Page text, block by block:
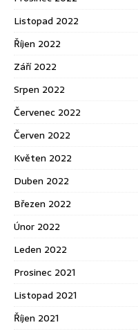
Listopad 2022
Říjen 2022
Září 2022
Srpen 2022
Červenec 2022
Červen 2022
Květen 2022
Duben 2022
Březen 2022
Únor 2022
Leden 2022
Prosinec 2021
Listopad 2021
Říjen 2021